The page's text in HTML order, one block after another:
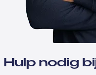
Hulp nodig